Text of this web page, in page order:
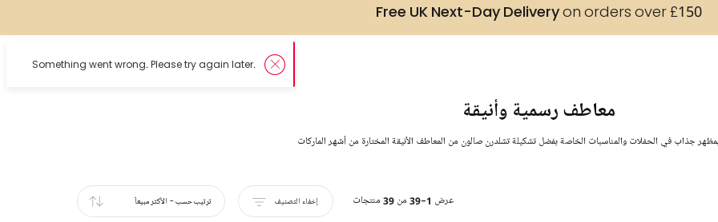
Free UK Next-Day Deliveryon orders over £150
معاطف رسمية وأنيقة
جذاب في الحفلات والمناسبات الخاصة بفضل تشكيلة تشلدرن صالون من المعاطف الأنيقة المختارة من أشهر الماركات
عرض 1-39 من 39 منتجات إخفاء التصنيف ترتيب حسب- الأكثر مبيعاً